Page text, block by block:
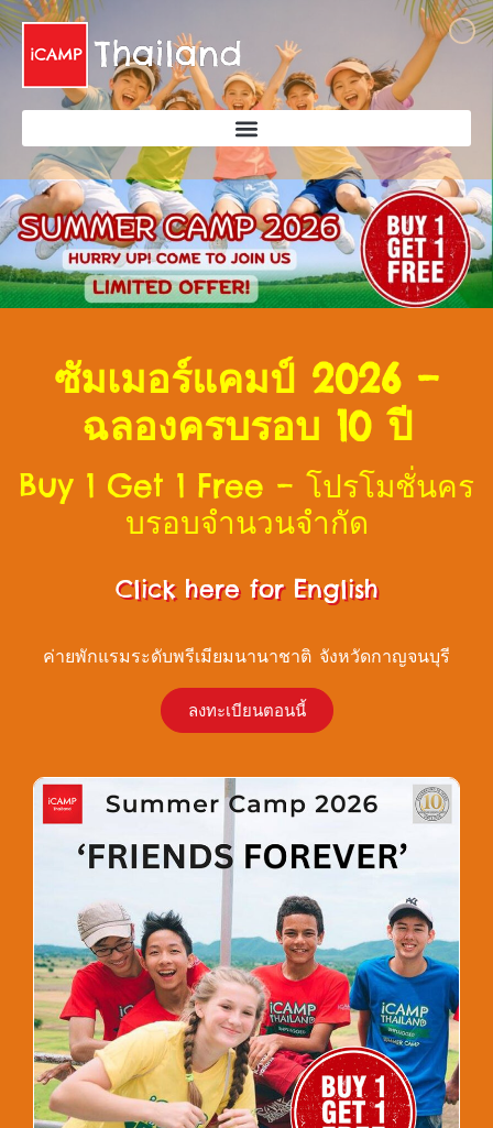
ซัมเมอร์แคมป์ 2026 –
ฉลองครบรอบ 10 ปี
Buy 1 Get 1 Free – โปรโมชั่นคร
บรอบจำนวนจำกัด
Click here for English
ค่ายพักแรมระดับพรีเมียมนานาชาติ จังหวัดกาญจนบุรี
ลงทะเบียนตอนนี้